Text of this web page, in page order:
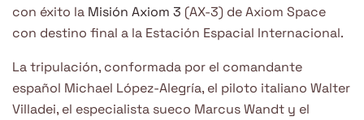
con éxito la Misión Axiom 3 (AX-3) de Axiom Space
con destino final a la Estación Espacial Internacional.
La tripulación, conformada por el comandante
español Michael López-Alegría, el piloto italiano Walter
Villadei, el especialista sueco Marcus Wandt y el